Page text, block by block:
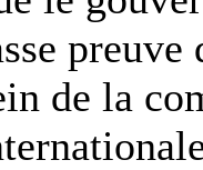
preuve
de la